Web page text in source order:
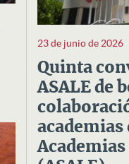
23 de junio de 2026
Quinta
ASALE de
academias